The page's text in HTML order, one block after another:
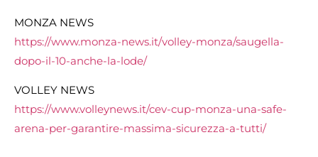
MONZA NEWS
https://www.monza-news.it/volley-monza/saugella-
dopo-il-10-anche-la-lode/
VOLLEY NEWS
https://www.volleynews.it/cev-cup-monza-una-safe-
arena-per-garantire-massima-sicurezza-a-tutti/